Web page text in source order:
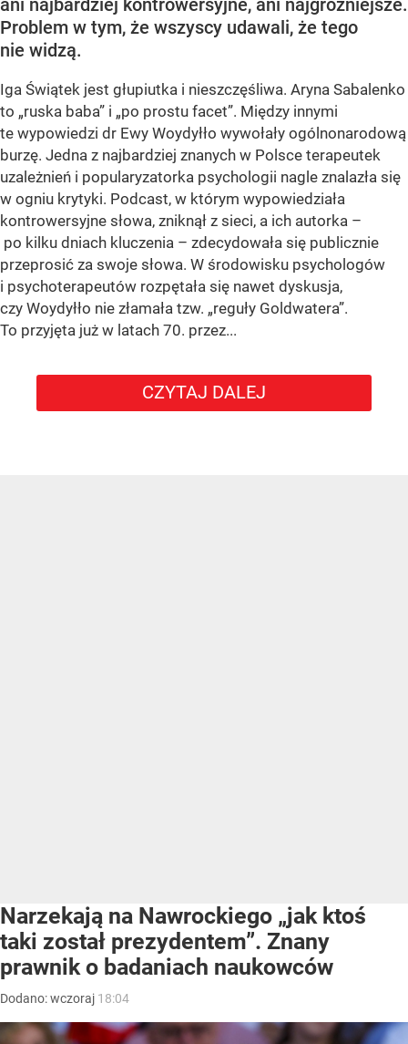
ani najbardziej kontrowersyjne, ani najgroźniejsze.
Problem w tym, że wszyscy udawali, że tego
nie widzą.
Iga Świątek jest głupiutka i nieszczęśliwa. Aryna Sabalenko
to „ruska baba” i „po prostu facet”. Między innymi
te wypowiedzi dr Ewy Woydyłło wywołały ogólnonarodową
burzę. Jedna z najbardziej znanych w Polsce terapeutek
uzależnień i popularyzatorka psychologii nagle znalazła się
w ogniu krytyki. Podcast, w którym wypowiedziała
kontrowersyjne słowa, zniknął z sieci, a ich autorka –
po kilku dniach kluczenia – zdecydowała się publicznie
przeprosić za swoje słowa. W środowisku psychologów
i psychoterapeutów rozpętała się nawet dyskusja,
czy Woydyłło nie złamała tzw. „reguły Goldwatera”.
To przyjęta już w latach 70. przez...
CZYTAJ DALEJ
Narzekają na Nawrockiego „jak ktoś
taki został prezydentem”. Znany
prawnik o badaniach naukowców
Dodano:wczoraj 18:04